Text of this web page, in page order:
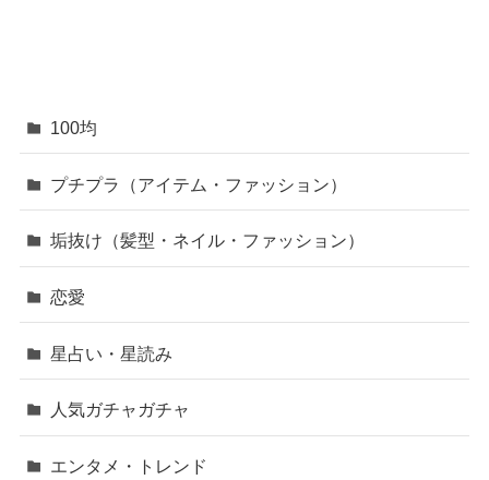
100均
プチプラ（アイテム・ファッション）
垢抜け（髪型・ネイル・ファッション）
恋愛
星占い・星読み
人気ガチャガチャ
エンタメ・トレンド